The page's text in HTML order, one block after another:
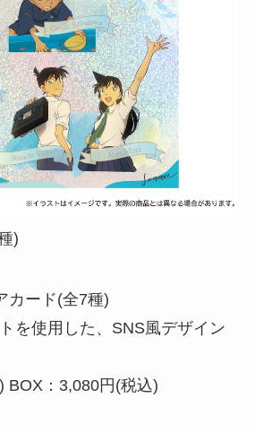
)
カード(全7種)
を使用した、SNS風デザイン
BOX：3,080円(税込)